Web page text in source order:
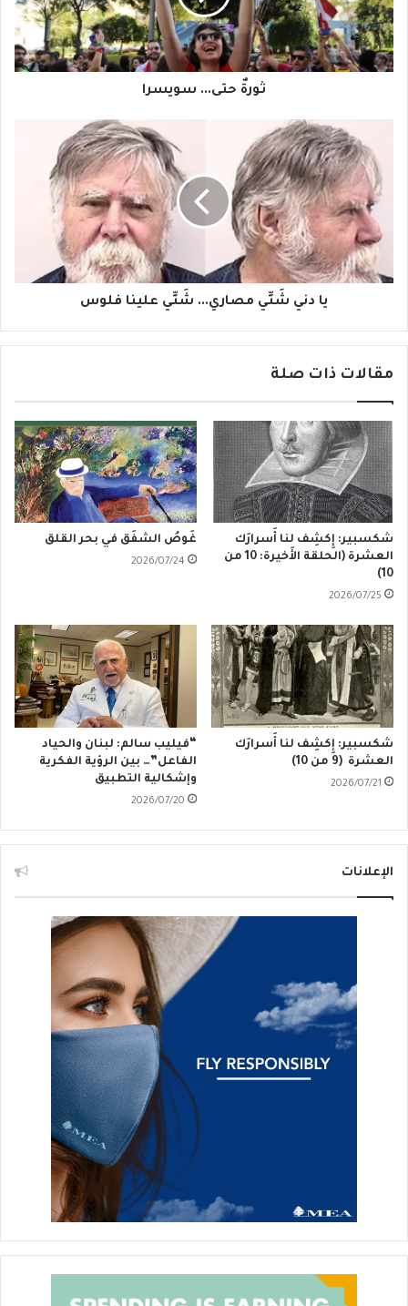
ثورةٌ حتى... سويسرا
شَتِّي
مصاري...
شَتِّي
علينا
فلوس
يا دني شَتِّي مصاري... شَتِّي علينا فلوس
مقالات ذات صلة
شكسبير: إِكشِف لنا أَسرارَك
العشرة (الحلقة الأَخيرة: 10 من
10)
2026/07/25
غَوصُ الشفَق في بحر القلق
2026/07/24
شكسبير: إِكشِف لنا أَسرارَك
العشرة (9 من 10)
2026/07/21
“فيليب سالم: لبنان والحياد
الفاعل”… بين الرؤية الفكرية
وإشكالية التطبيق
2026/07/20
الإعلانات